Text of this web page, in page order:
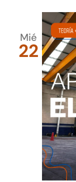
Mié
22